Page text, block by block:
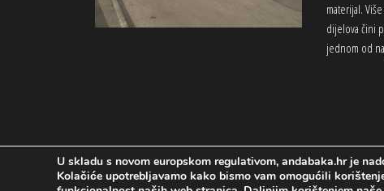
materijal.
dijelova čini
jednom od
U skladu s novom europskom regulativom, andabaka.hr je
Kolačiće upotrebljavamo kako bismo vam omogućili